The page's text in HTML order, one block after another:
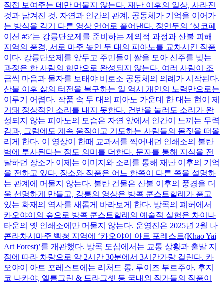
직접 보여주는 데만 머물지 않는다. 재난 이후의 일상, 사라진
것과 남겨진 것, 자연과 인간의 관계, 공동체가 기억을 이어가
는 방식을 각기 다른 영상 언어로 풀어낸다. 정연두의 ‘싱코페
이션 #5’는 강릉단오제를 준비하는 제의적 과정과 산불 피해
지역의 풍경, 서로 마주 놓인 두 대의 피아노를 교차시킨 작품
이다. 강릉단오제를 앞두고 주민들이 쌀을 모아 신주를 빚는
과정은 한 사람의 힘만으로 완성되지 않는다. 여러 사람이 조
금씩 마음과 물자를 보태야 비로소 공동체의 의례가 시작된다.
산불 이후 삶의 터전을 복구하는 일 역시 개인의 노력만으로는
이루기 어렵다. 작품 속 두 대의 피아노 가운데 한 대는 현이 제
거돼 정상적인 소리를 내지 못한다. 건반을 눌러도 소리가 완
성되지 않는 피아노의 모습은 자연 앞에서 인간이 느끼는 무력
감과, 그럼에도 계속 움직이고 기도하는 사람들의 몸짓을 떠올
리게 한다. 이 영상이 한때 교과서를 찍어내던 인쇄소의 불탄
벽에 투사된다는 점도 의미를 더한다. 문자를 통해 지식을 전
달하던 장소가 이제는 이미지와 소리를 통해 재난 이후의 기억
을 전하고 있다. 장소와 작품은 어느 한쪽이 다른 쪽을 설명하
는 관계에 머물지 않는다. 불탄 건물은 산불 이후의 풍경을 더
욱 선명하게 만들고, 강릉의 영상은 방콕 쿤스트할레가 품고
있는 화재의 역사를 새롭게 바라보게 한다. 방콕의 폐허에서
카오야이의 숲으로 방콕 쿤스트할레의 예술적 실험은 차이나
타운의 옛 인쇄소에만 머물지 않는다. 운영진은 2025년 2월 나
콘라차시마주 빡청 지역에 ‘카오야이 아트 포레스트(Khao Yai
Art Forest)’를 개관했다. 방콕 도심에서는 교통 상황과 출발 지
점에 따라 차량으로 약 2시간 30분에서 3시간가량 걸린다. 카
오야이 아트 포레스트에는 리처드 롱, 루이즈 부르주아, 후지
코 나카야, 엘름그린 & 드라그셋 등 국내외 작가들의 작품이